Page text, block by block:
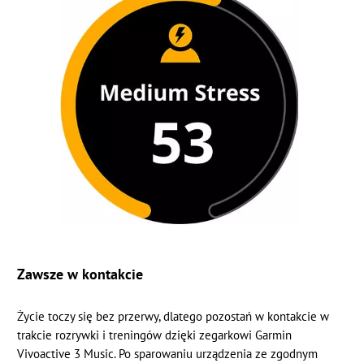
Zawsze w kontakcie
Życie toczy się bez przerwy, dlatego pozostań w kontakcie w
trakcie rozrywki i treningów dzięki zegarkowi Garmin
Vivoactive 3 Music. Po sparowaniu urządzenia ze zgodnym